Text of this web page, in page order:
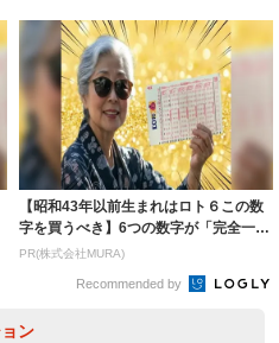
【昭和43年以前生まれはロト６この数
字を買うべき】6つの数字が「完全一
致」する方...
PR(株式会社MURA)
Recommended by
ン